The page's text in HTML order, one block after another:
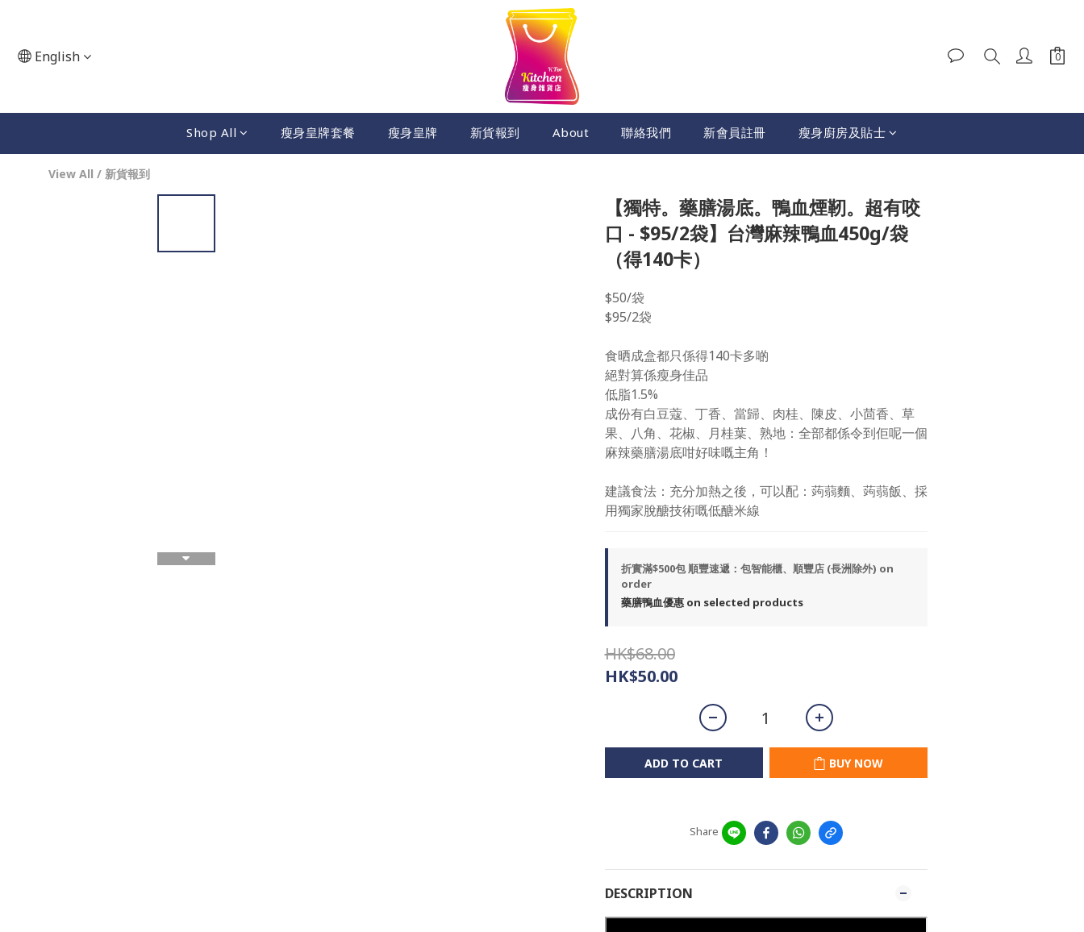
English
Shop All 瘦身皇牌套餐 瘦身皇牌 新貨報到 About 聯絡我們 新會員註冊 瘦身廚房及貼士
View All / 新貨報到
【獨特。藥膳湯底。鴨血煙靭。超有咬
口 - $95/2袋】台灣麻辣鴨血450g/袋
（得140卡）
$50/袋
$95/2袋
食晒成盒都只係得140卡多啲
絕對算係瘦身佳品
低脂1.5%
成份有白豆蔻、丁香、當歸、肉桂、陳皮、小茴香、草
果、八角、花椒、月桂葉、熟地：全部都係令到佢呢一個
麻辣藥膳湯底咁好味嘅主角！
建議食法：充分加熱之後，可以配：蒟蒻麵、蒟蒻飯、採
用獨家脫醣技術嘅低醣米線
折實滿$500包 順豐速遞：包智能櫃、順豐店 (長洲除外) on
order
藥膳鴨血優惠 on selected products
HK$68.00
HK$50.00
ADD TO CART BUY NOW
Share
DESCRIPTION